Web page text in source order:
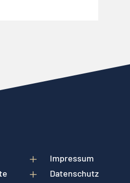
L Impressum
L Datenschutz